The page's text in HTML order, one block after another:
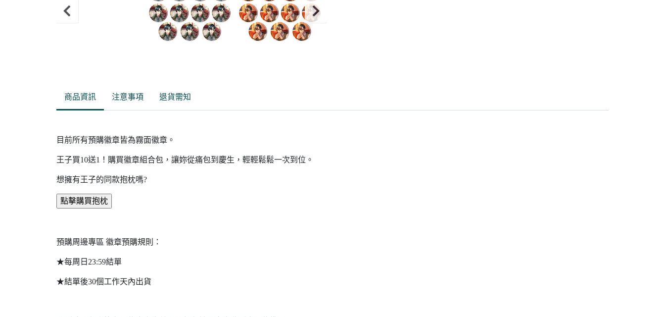
商品資訊 注意事項 退貨需知
目前所有預購徽章皆為霧面徽章。
王子買10送1！購買徽章組合包，讓妳從痛包到慶生，輕輕鬆鬆一次到位。
想擁有王子的同款抱枕嗎?
預購周邊專區 徽章預購規則：
★每周日23:59結單
★結單後30個工作天內出貨